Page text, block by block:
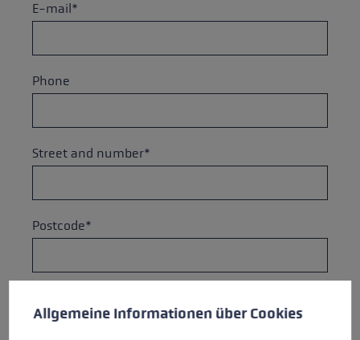
E-mail*
Phone
Street and number*
Postcode*
Cookie preferences
This website uses cookies to give you the best possible experience.
Allgemeine Informationen über Cookies